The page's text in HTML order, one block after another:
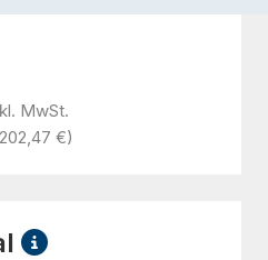
MwSt.
€)